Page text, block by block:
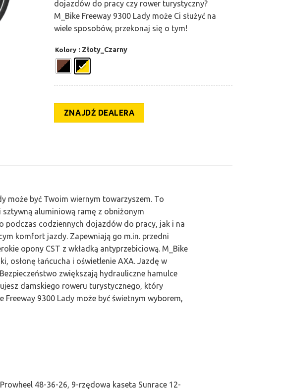
dojazdów do pracy czy rower turystyczny?
M_Bike Freeway 9300 Lady może Ci służyć na
wiele sposobów, przekonaj się o tym!
Kolory : Złoty_Czarny
ZNAJDŹ DEALERA
może być Twoim wiernym towarzyszem. To
aluminiową ramę z obniżonym
podczas codziennych dojazdów do pracy, jak i na
komfort jazdy. Zapewniają go m.in. przedni
opony CST z wkładką antyprzebiciową. M_Bike
osłonę łańcucha i oświetlenie AXA. Jazdę w
zwiększają hydrauliczne hamulce
damskiego roweru turystycznego, który
9300 Lady może być świetnym wyborem,
48-36-26, 9-rzędowa kaseta Sunrace 12-